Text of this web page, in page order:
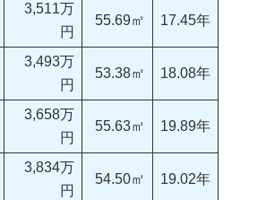
3,511万
円
55.69㎡ 17.45年
3,493万
円
53.38㎡ 18.08年
3,658万
円
55.63㎡ 19.89年
3,834万
円
54.50㎡ 19.02年